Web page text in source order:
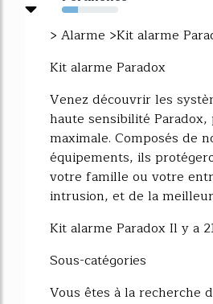
28%
> Alarme >Kit alarme
Kit alarme Paradox
Venez découvrir les
haute sensibilité
maximale. Composés de
équipements, ils
votre famille ou votre
intrusion, et de la
Kit alarme Paradox Il y a
Sous-catégories
Vous êtes à la recherche